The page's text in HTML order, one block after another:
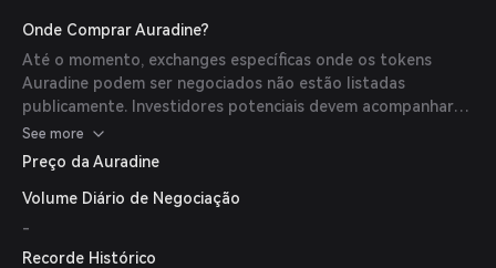
Onde Comprar Auradine?
Até o momento, exchanges específicas onde os tokens
Auradine podem ser negociados não estão listadas
publicamente. Investidores potenciais devem acompanhar
as comunicações oficiais da Auradine para atualizações
sobre a disponibilidade dos tokens.
See more
Preço da Auradine
Volume Diário de Negociação
-
Recorde Histórico